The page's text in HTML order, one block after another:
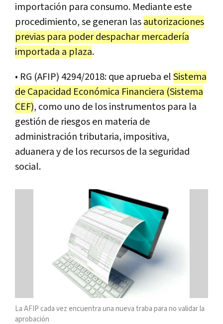
importación para consumo. Mediante este
procedimiento, se generan lasautorizaciones
previas para poder despachar mercadería
importada a plaza.
• RG (AFIP) 4294/2018: que aprueba elSistema
de Capacidad Económica Financiera (Sistema
CEF), como uno de los instrumentos para la
gestión de riesgos en materia de
administración tributaria, impositiva,
aduanera y de los recursos de la seguridad
social.
La AFIP cada vez encuentra una nueva traba para no validar la
aprobación